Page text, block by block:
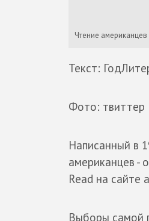
Чтение американцев
Текст:
Фото: твиттер
Написанный в
американцев -
Read на сайте
Выборы самой